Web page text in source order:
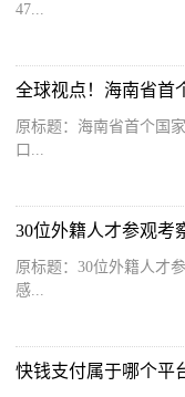
47...
原标题：海南省首个国
口...
30位外籍人才参观考
原标题：30位外籍人才
感...
快钱支付属于哪个平